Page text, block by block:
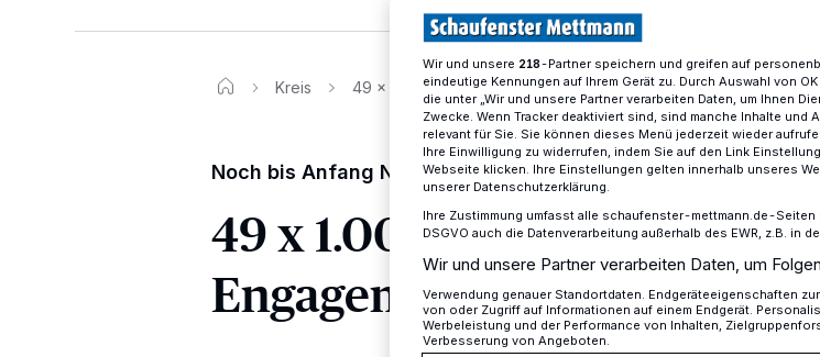
Kreis 49 x 1.000 Euro für das Engagement gegen Einsamkeit
Noch bis Anfang November Antrag stellen
49 x 1.000 Euro für das
Engagement gegen
Wir und unsere 218-Partner speichern und greifen auf
eindeutige Kennungen auf Ihrem Gerät zu. Durch Auswahl von
die unter „Wir und unsere Partner verarbeiten Daten, um Ihnen
Zwecke. Wenn Tracker deaktiviert sind, sind manche Inhalte
relevant für Sie. Sie können dieses Menü jederzeit wieder
Ihre Einwilligung zu widerrufen, indem Sie auf den Link
Webseite klicken. Ihre Einstellungen gelten innerhalb unseres
unserer Datenschutzerklärung.
Ihre Zustimmung umfasst alle schaufenster-mettmann.de-
DSGVO auch die Datenverarbeitung außerhalb des EWR, z.B. in
Wir und unsere Partner verarbeiten Daten, um
Verwendung genauer Standortdaten. Endgeräteeigenschaften
von oder Zugriff auf Informationen auf einem Endgerät.
Werbeleistung und der Performance von Inhalten,
Verbesserung von Angeboten.